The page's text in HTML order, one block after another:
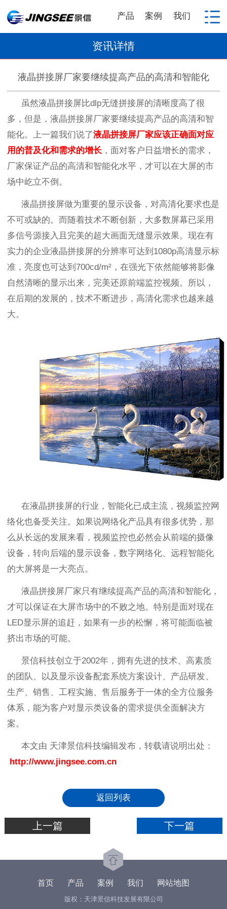
产品 案例 我们
资讯详情
液晶拼接屏厂家要继续提高产品的高清和智能化
虽然液晶拼接屏比dlp无缝拼接屏的清晰度高了很
多，但是，液晶拼接屏厂家要继续提高产品的高清和智
能化。上一篇我们说了液晶拼接屏厂家应该正确面对应
用的普及化和需求的增长 ，面对客户日益增长的需求，
厂家保证产品的高清和智能化水平，才可以在大屏的市
场中屹立不倒。
液晶拼接屏做为重要的显示设备，对高清化要求也是
不可或缺的。而随着技术不断创新，大多数屏幕已采用
多信号源接入且完美的超大画面无缝显示效果。现在有
实力的企业液晶拼接屏的分辨率可达到 1080p高清显示标
准，亮度也可达到 700cd/m²，在强光下依然能够将影像
自然清晰的显示出来，完美还原前端监控视频。所以，
在后期的发展的，技术不断进步，高清化需求也越来越
大。
在液晶拼接屏的行业，智能化已成主流，视频监控网
络化也备受关注。如果说网络化产品具有很多优势，那
么从长远的发展来看，视频监控也必然会从前端的摄像
设备，转向后端的显示设备，数字网络化、远程智能化
的大屏将是一大亮点。
液晶拼接屏厂家只有继续提高产品的高清和智能化，
才可以保证在大屏市场中的不败之地。特别是面对现在
LED显示屏的追赶，如果有一步的松懈，将可能面临被
挤出市场的可能。
景信科技创立于2002年，拥有先进的技术、高素质
的团队、以及显示设备配套系统方案设计、产品研发、
生产、销售、工程实施、售后服务于一体的全方位服务
体系，能为客户对显示类设备的需求提供全面解决方
案。
本文由 天津景信科技编辑发布，转载请说明出处：
http://www.jingsee.com.cn
返回列表
上一篇 下一篇
首页 产品 案例 我们 网站地图
版权：天津景信科技发展有限公司